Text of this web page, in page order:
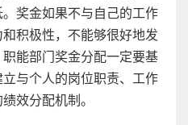
奖金如果不与自己的工作
积极性，不能够很好地发
能部门奖金分配一定要基
与个人的岗位职责、工作
效分配机制。